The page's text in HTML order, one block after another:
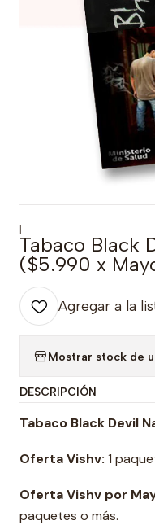
|
Tabaco Black
($5.990 x
Agregar a la
Mostrar stock de
DESCRIPCIÓN
Tabaco Black Devil
Oferta Vishv: 1
Oferta Vishv por
paquetes o más.